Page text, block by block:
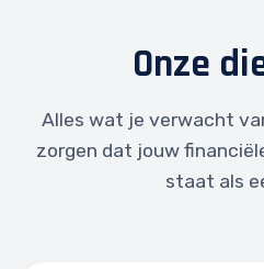
Onze
Alles wat je verwacht
zorgen dat jouw
staat als